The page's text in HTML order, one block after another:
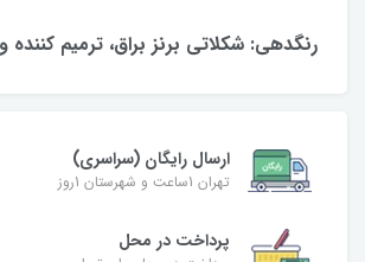
رنگدهی: شكلاتى برنز براق، ترمیم
ارسال رایگان (سراسری)
تهران 1ساعت و شهرستان 1روز
پرداخت در محل